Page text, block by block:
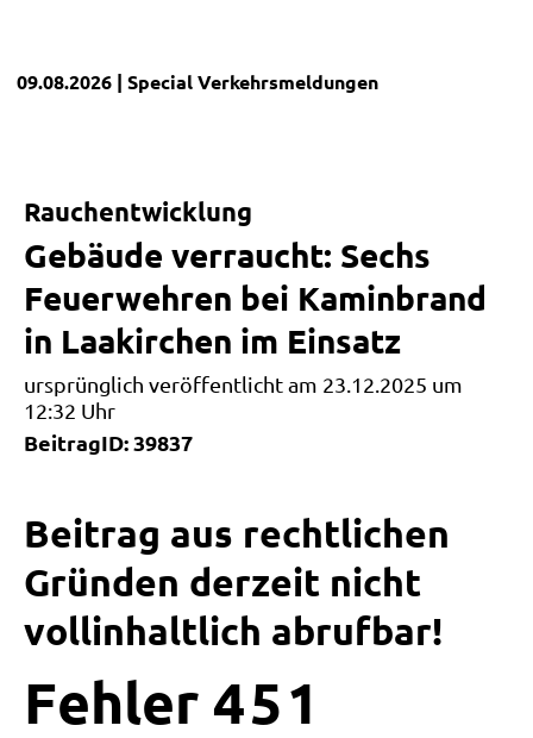
09.08.2026 | SpecialVerkehrsmeldungen
Rauchentwicklung
Gebäude verraucht: Sechs
Feuerwehren bei Kaminbrand
in Laakirchen im Einsatz
ursprünglich veröffentlicht am 23.12.2025 um
12:32 Uhr
BeitragID: 39837
Beitrag aus rechtlichen
Gründen derzeit nicht
vollinhaltlich abrufbar!
Fehler 4 5 1